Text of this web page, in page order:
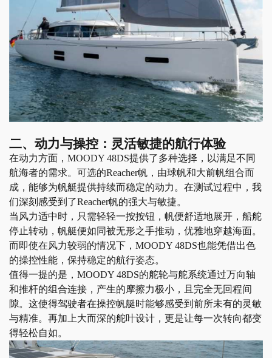
二、动力与操控：灵活敏捷的航行体验
在动力方面， MOODY 48DS提供了多种选择，以满足不同
航海者的需求。可选的Reacher帆 ， 由球帆和大前帆组合而
成，能够为帆艇提供持续而稳定的动力。在测试过程中，我
们深刻感受到了Reacher帆的强大与敏捷。
当风力适中时，只需轻轻一按按钮，帆便舒适地展开，船舵
停止转动， 帆艇便如同被无形之手推动，优雅地穿越海面。
而即使在风力较弱的情况下， MOODY 48DS也能凭借出色
的操控性能，保持稳定的航行姿态。
值得一提的是， MOODY 48DS的舵轮与舵系统通过万向轴
和推杆的组合连接，产生的摩擦力极小，且完全无回程间
隙。这使得驾驶者在操控帆艇时能够感受到前所未有的灵敏
与精准。再加上大而深的舵叶设计，更是让每一次转向都变
得轻松自如。